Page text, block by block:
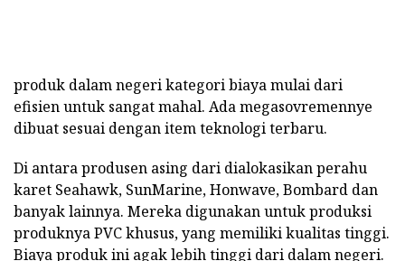
produk dalam negeri kategori biaya mulai dari
efisien untuk sangat mahal. Ada megasovremennye
dibuat sesuai dengan item teknologi terbaru.
Di antara produsen asing dari dialokasikan perahu
karet Seahawk, SunMarine, Honwave, Bombard dan
banyak lainnya. Mereka digunakan untuk produksi
produknya PVC khusus, yang memiliki kualitas tinggi.
Biaya produk ini agak lebih tinggi dari dalam negeri.